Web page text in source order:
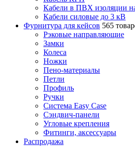
Кабели в ПВХ изоляции
Кабели силовые до 3 кВ
Фурнитура для кейсов 565
Рэковые направляющие
Замки
Колеса
Ножки
Пено-материалы
Петли
Профиль
Ручки
Система Easy Case
Сэндвич-панели
Угловые крепления
Фитинги, аксессуары
Распродажа